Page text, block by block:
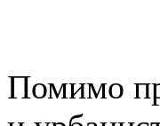
Помимо